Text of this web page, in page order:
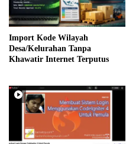
Import Kode Wilayah
Desa/Kelurahan Tanpa
Khawatir Internet Terputus